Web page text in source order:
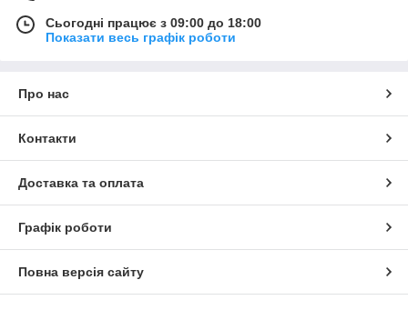
Сьогодні працює з 09:00 до 18:00
Показати весь графік роботи
Про нас
Контакти
Доставка та оплата
Графік роботи
Повна версія сайту